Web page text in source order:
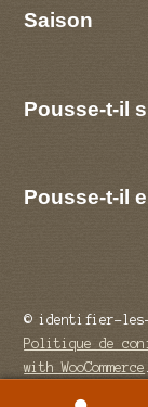
Saison
Pousse-t-il
Pousse-t-il
© identifier-les-
Politique de
with WooCommerce